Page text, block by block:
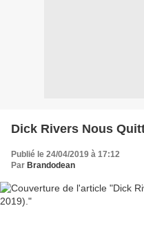
Dick Rivers Nous
Publié le 24/04/2019 à 17:12
Par Brandodean